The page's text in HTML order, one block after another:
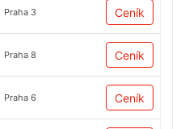
Praha 3 Ceník
Praha 8 Ceník
Praha 6 Ceník